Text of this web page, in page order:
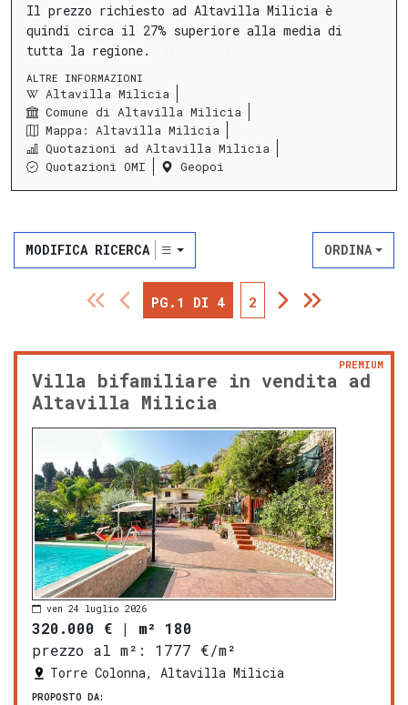
Il prezzo richiesto ad Altavilla Milicia è
quindi circa il 27% superiore alla media di
tutta la regione.
ALTRE INFORMAZIONI
Altavilla Milicia
Comune di Altavilla Milicia
Mappa: Altavilla Milicia
Quotazioni ad Altavilla Milicia
Quotazioni OMI
Geopoi
MODIFICA RICERCA ORDINA
PG.1 DI 4 2
Villa bifamiliare in vendita ad
Altavilla Milicia
PREMIUM
ven 24 luglio 2026
320.000 € | m² 180
prezzo al m²:
1777 €/m²
Torre Colonna, Altavilla Milicia
PROPOSTO DA: